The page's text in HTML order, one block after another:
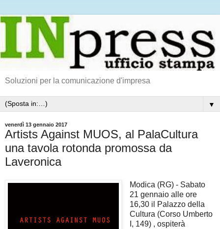
Soluzioni per la comunicazione d'impresa
▼
venerdì 13 gennaio 2017
Artists Against MUOS, al PalaCultura
una tavola rotonda promossa da
Laveronica
Modica (RG) - Sabato
21 gennaio alle ore
16,30 il Palazzo della
Cultura (Corso Umberto
I, 149) , ospiterà